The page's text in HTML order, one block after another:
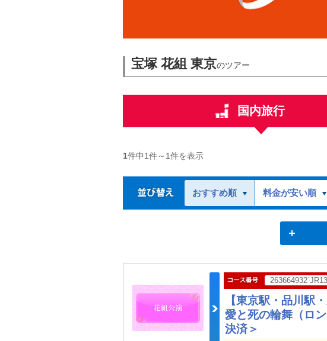
宝塚 花組 東京のツアー
国内旅行
1件中1件～ 1件を表示
おすすめ順 料金が安い順
263664932`JR13
【東京駅・品川駅
愛と死の輪舞（ロ
決済＞